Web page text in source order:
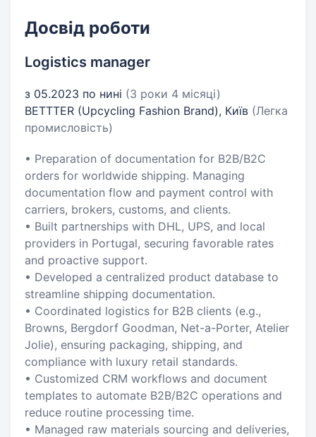
Досвід роботи
Logistics manager
з 05.2023 по нині (3 роки 4 місяці)
BETTTER (Upcycling Fashion Brand), Київ (Легка
промисловість)
• Preparation of documentation for B2B/B2C
orders for worldwide shipping. Managing
documentation flow and payment control with
carriers, brokers, customs, and clients.
• Built partnerships with DHL, UPS, and local
providers in Portugal, securing favorable rates
and proactive support.
• Developed a centralized product database to
streamline shipping documentation.
• Coordinated logistics for B2B clients (e.g.,
Browns, Bergdorf Goodman, Net-a-Porter, Atelier
Jolie), ensuring packaging, shipping, and
compliance with luxury retail standards.
• Customized CRM workflows and document
templates to automate B2B/B2C operations and
reduce routine processing time.
• Managed raw materials sourcing and deliveries,